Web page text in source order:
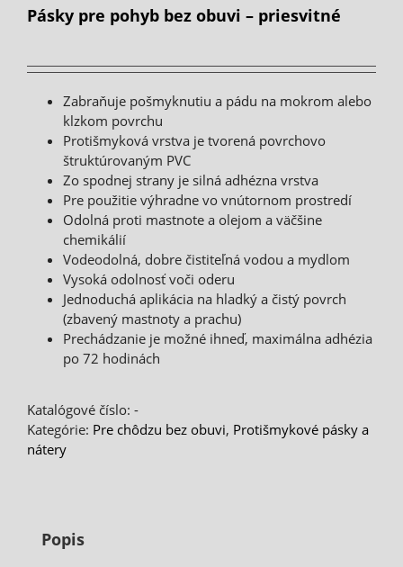
Pásky pre pohyb bez obuvi – priesvitné
Zabraňuje pošmyknutiu a pádu na mokrom alebo
klzkom povrchu
Protišmyková vrstva je tvorená povrchovo
štruktúrovaným PVC
Zo spodnej strany je silná adhézna vrstva
Pre použitie výhradne vo vnútornom prostredí
Odolná proti mastnote a olejom a väčšine
chemikálií
Vodeodolná, dobre čistiteľná vodou a mydlom
Vysoká odolnosť voči oderu
Jednoduchá aplikácia na hladký a čistý povrch
(zbavený mastnoty a prachu)
Prechádzanie je možné ihneď, maximálna adhézia
po 72 hodinách
Katalógové číslo: -
Kategórie: Pre chôdzu bez obuvi, Protišmykové pásky a
nátery
Popis